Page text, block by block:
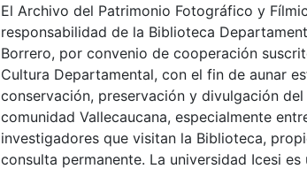
El Archivo del Patrimonio Fotográfico y
responsabilidad de la Biblioteca
Borrero, por convenio de cooperación
Cultura Departamental, con el fin de aunar
conservación, preservación y divulgación
comunidad Vallecaucana, especialmente
investigadores que visitan la Biblioteca,
consulta permanente. La universidad Icesi